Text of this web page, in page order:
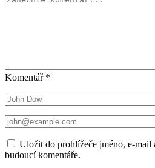
Komentář *
Uložit do prohlížeče jméno, e-mail
budoucí komentáře.